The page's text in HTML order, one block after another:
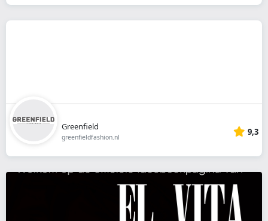
Greenfield
greenfieldfashion.nl 9,3